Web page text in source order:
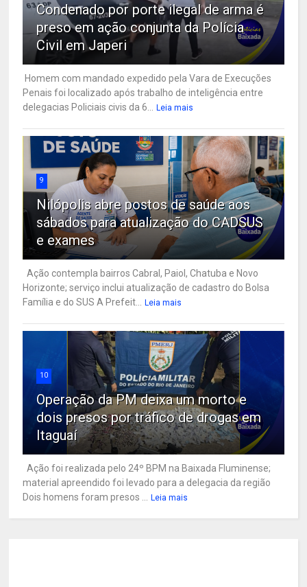
Condenado por porte ilegal de arma é
preso em ação conjunta da Polícia
Civil em Japeri
Homem com mandado expedido pela Vara de Execuções
Penais foi localizado após trabalho de inteligência entre
delegacias Policiais civis da 6...
Leia mais
9
Nilópolis abre postos de saúde aos
sábados para atualização do CADSUS
e exames
Ação contempla bairros Cabral, Paiol, Chatuba e Novo
Horizonte; serviço inclui atualização de cadastro do Bolsa
Família e do SUS A Prefeit...
Leia mais
10
Operação da PM deixa um morto e
dois presos por tráfico de drogas em
Itaguaí
Ação foi realizada pelo 24º BPM na Baixada Fluminense;
material apreendido foi levado para a delegacia da região
Dois homens foram presos ...
Leia mais